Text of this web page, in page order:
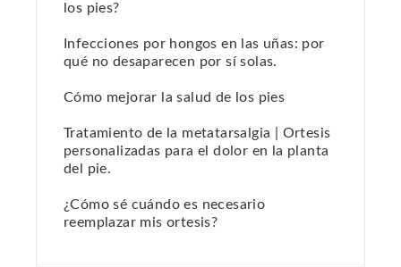
los pies?
Infecciones por hongos en las uñas: por
qué no desaparecen por sí solas.
Cómo mejorar la salud de los pies
Tratamiento de la metatarsalgia | Ortesis
personalizadas para el dolor en la planta
del pie.
¿Cómo sé cuándo es necesario
reemplazar mis ortesis?